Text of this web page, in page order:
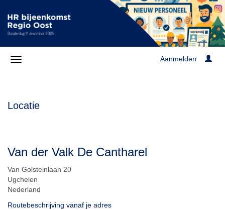
Aanmelden
Locatie
Van der Valk De Cantharel
Van Golsteinlaan 20
Ugchelen
Nederland
Routebeschrijving vanaf je adres